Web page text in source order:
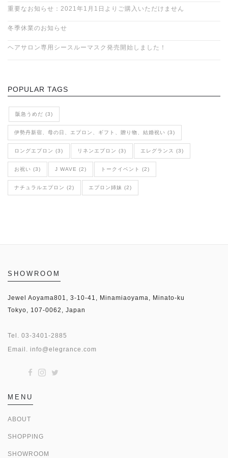
重要なお知らせ：2021年1月1日よりご購入いただけません
冬季休業のお知らせ
ヘアサロン専用シースルーマスク発売開始しました！
POPULAR TAGS
阪急うめだ (3)
伊勢丹新宿、母の日、エプロン、ギフト、贈り物、結婚祝い (3)
ロングエプロン (3) リネンエプロン (3) エレグランス (3)
お祝い (3) J WAVE (2) トークイベント (2)
ナチュラルエプロン (2) エプロン姉妹 (2)
SHOWROOM
Jewel Aoyama801, 3-10-41, Minamiaoyama, Minato-ku
Tokyo, 107-0062, Japan
Tel. 03-3401-2885
Email. info@elegrance.com
MENU
ABOUT
SHOPPING
SHOWROOM